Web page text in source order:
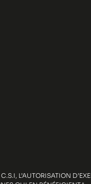
L’AUTORISATION